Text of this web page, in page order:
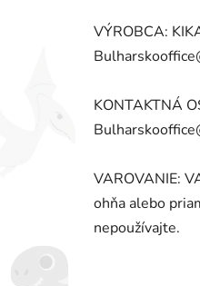
VÝROBCA:
KONTAKTNÁ
VAROVANIE:
ohňa alebo
nepoužívajte.